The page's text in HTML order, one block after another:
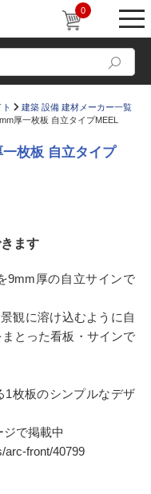
0
売・施工代理店募集
建築 設備 建材メーカー一覧
厚一枚板 自立タイプMEEL
一枚板 自立タイプ
ます
9mm厚の自立サインで
観に溶け込むように自
とった看板・サインで
1枚板のシンプルなデザ
で掲載中
arc-front/40799